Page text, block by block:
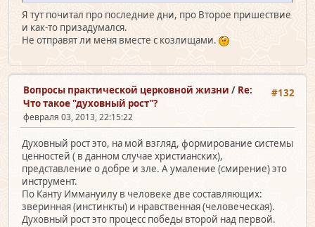
Я тут почитал про последние дни, про Второе пришествие
и как-то призадумался.
Не отправят ли меня вместе с козлищами.
#132
Вопросы практической церковной жизни / Re:
Что такое "духовный рост"?
февраля 03, 2013, 22:15:22
Духовный рост это, на мой взгляд, формирование системы
ценностей ( в данном случае христианских),
представление о добре и зле. А умаление (смирение) это
инструмент.
По Канту Иммануилу в человеке две составляющих:
зверинная (инстинкты) и нравственная (человеческая).
Духовный рост это процесс победы второй над первой.